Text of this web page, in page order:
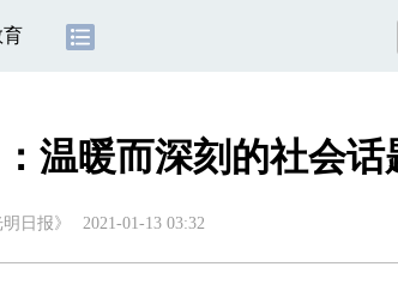
育
温暖而深刻的社会话
日报》 2021-01-13 03:32